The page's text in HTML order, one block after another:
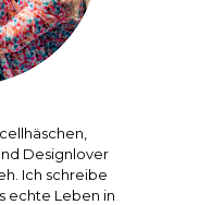
Designlover
Ich schreibe
echte Leben in